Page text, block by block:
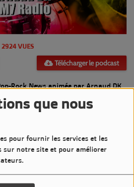
que nous
pour fournir les services et les
sur notre site et pour améliorer
2924 VUES
Télécharger le podcast
Rock News animée par Arnaud DK
2024 de 20h à 21h sur LM7
pour commenter cet article